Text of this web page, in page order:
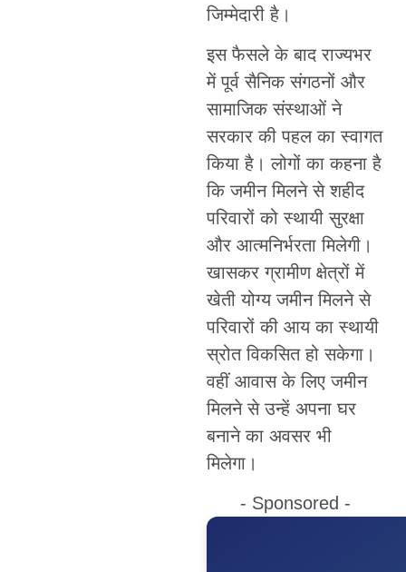
जिम्मेदारी है।
इस फैसले के बाद राज्यभर
में पूर्व सैनिक संगठनों और
सामाजिक संस्थाओं ने
सरकार की पहल का स्वागत
किया है। लोगों का कहना है
कि जमीन मिलने से शहीद
परिवारों को स्थायी सुरक्षा
और आत्मनिर्भरता मिलेगी।
खासकर ग्रामीण क्षेत्रों में
खेती योग्य जमीन मिलने से
परिवारों की आय का स्थायी
स्रोत विकसित हो सकेगा।
वहीं आवास के लिए जमीन
मिलने से उन्हें अपना घर
बनाने का अवसर भी
मिलेगा।
- Sponsored -